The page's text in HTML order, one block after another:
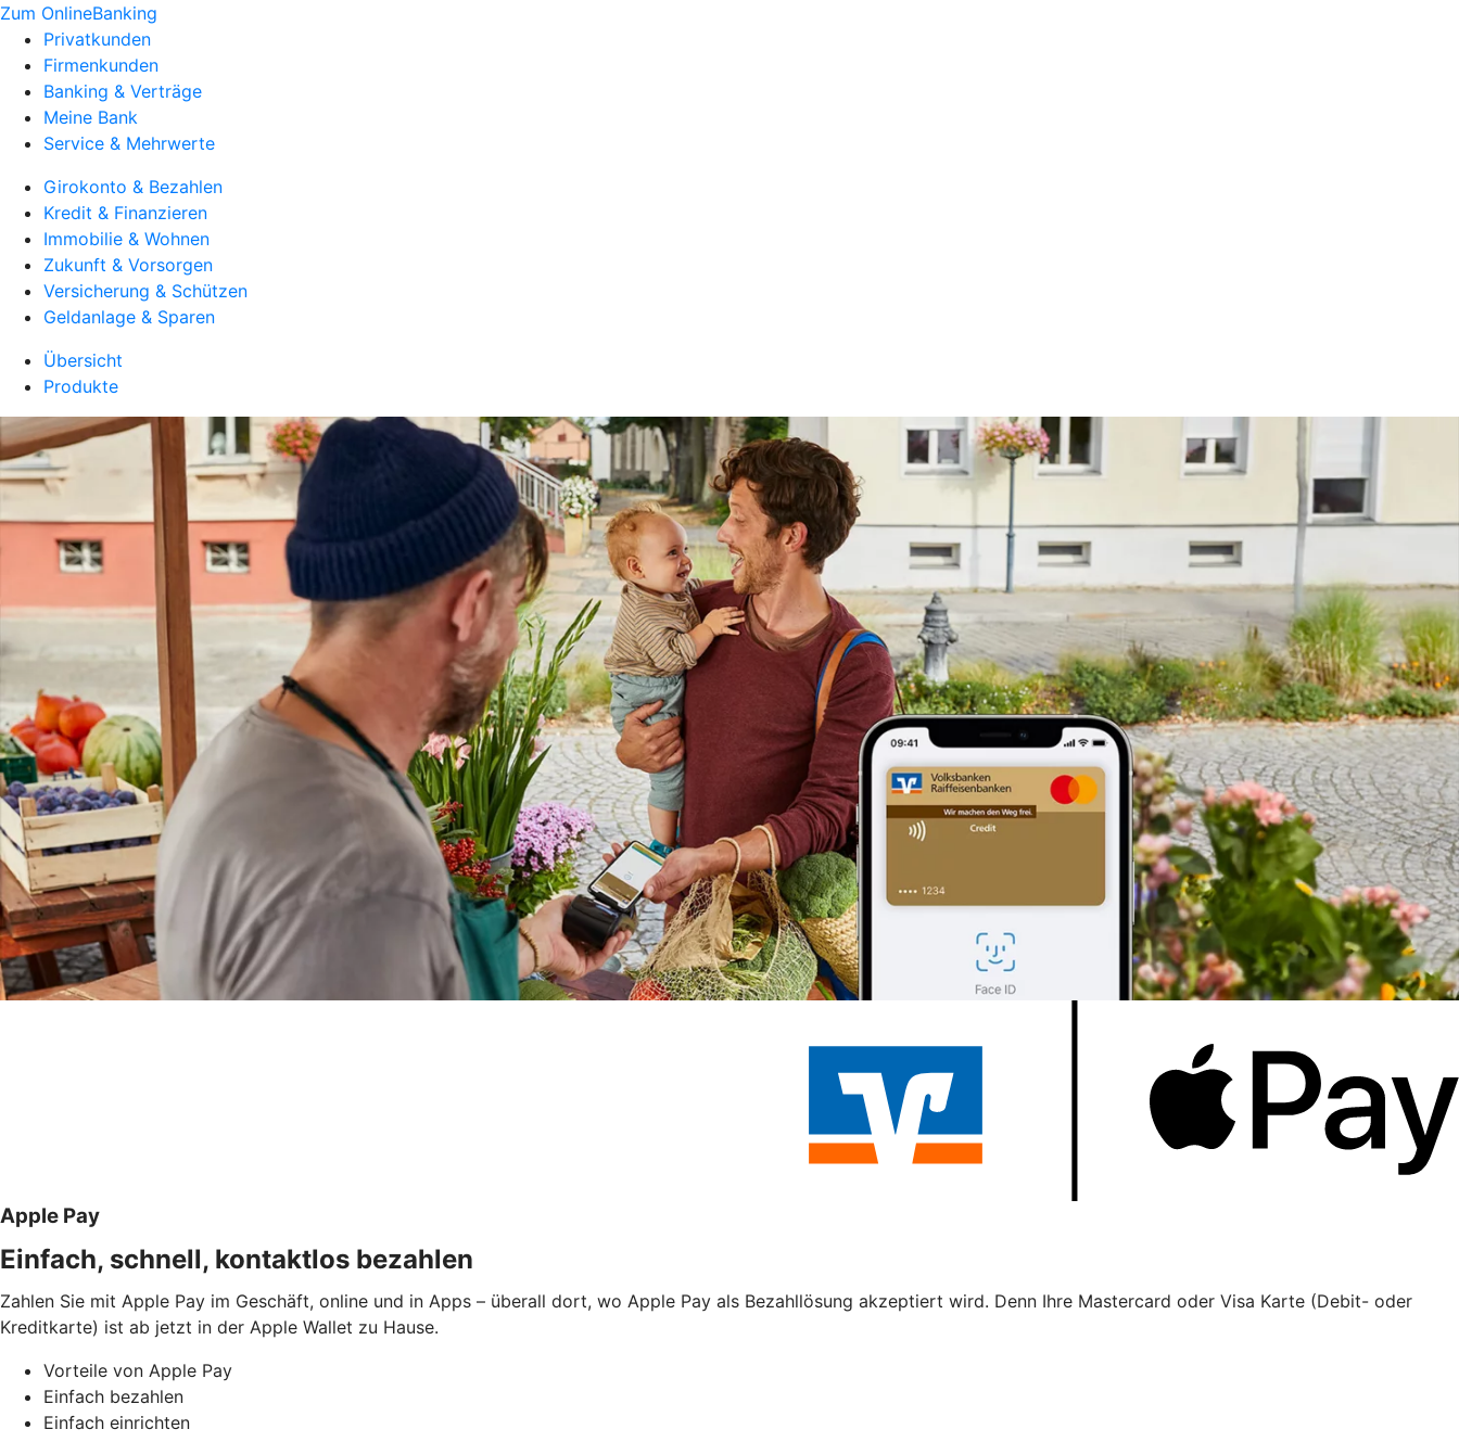
Zum OnlineBanking
Privatkunden
Firmenkunden
Banking & Verträge
Meine Bank
Service & Mehrwerte
Girokonto & Bezahlen
Kredit & Finanzieren
Immobilie & Wohnen
Zukunft & Vorsorgen
Versicherung & Schützen
Geldanlage & Sparen
Übersicht
Produkte
Apple Pay
Einfach, schnell, kontaktlos bezahlen
Zahlen Sie mit Apple Pay im Geschäft, online und in Apps – überall dort, wo Apple Pay als Bezahllösung akzeptiert wird. Denn Ihre Mastercard oder Visa Karte (Debit- oder
Kreditkarte) ist ab jetzt in der Apple Wallet zu Hause.
Vorteile von Apple Pay
Einfach bezahlen
Einfach einrichten